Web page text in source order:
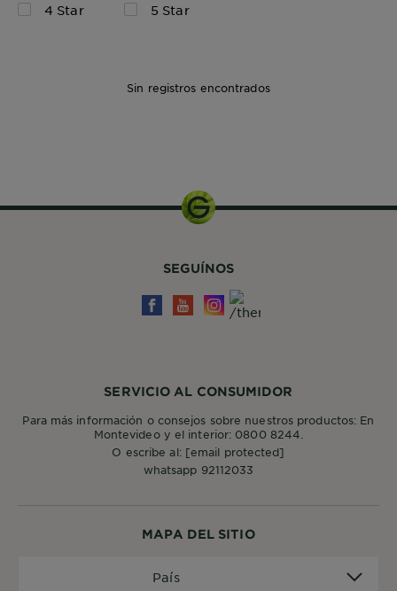
4 Star
5 Star
Sin registros encontrados
MAPA DEL SITIO
País
SERVICIO AL CONSUMIDOR
Para más información o consejos sobre nuestros productos: En
Montevideo y el interior: 0800 8244.
O escribe al: [email protected]
whatsapp 92112033
SEGUÍNOS